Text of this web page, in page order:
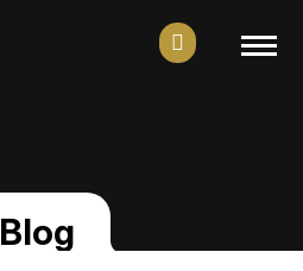
Blog